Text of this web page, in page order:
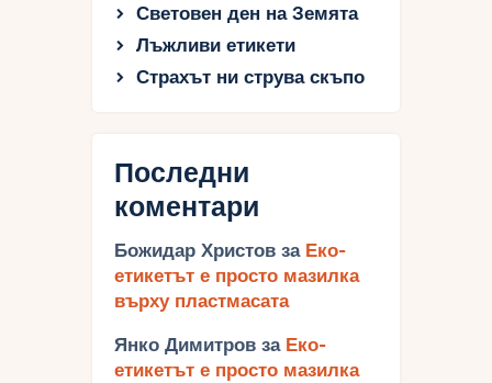
Световен ден на Земята
Лъжливи етикети
Страхът ни струва скъпо
Последни
коментари
Божидар Христов за Еко-
етикетът е просто мазилка
върху пластмасата
Янко Димитров за Еко-
етикетът е просто мазилка